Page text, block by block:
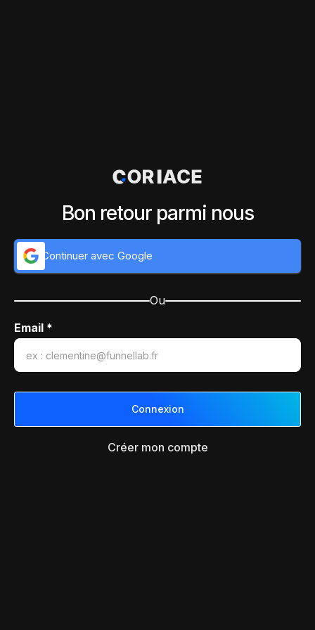
Bon retour parmi nous
Continuer avec Google
Ou
Email *
Créer mon compte